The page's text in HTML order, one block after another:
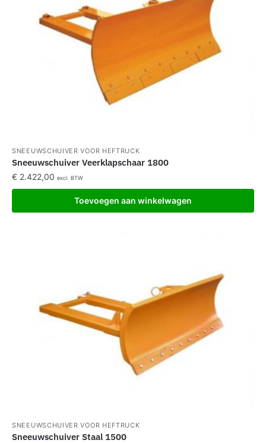
SNEEUWSCHUIVER VOOR HEFTRUCK
Sneeuwschuiver Veerklapschaar 1800
€ 2.422,00 excl. BTW
Toevoegen aan winkelwagen
SNEEUWSCHUIVER VOOR HEFTRUCK
Sneeuwschuiver Staal 1500